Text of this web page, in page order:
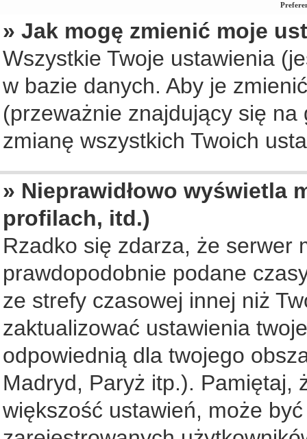
» Jak mogę zmienić moje
Wszystkie Twoje ustawienia
w bazie danych. Aby je
(przeważnie znajdujący się
zmianę wszystkich Twoich
» Nieprawidłowo wyświetla
profilach, itd.)
Rzadko się zdarza, że serwer
prawdopodobnie podane
ze strefy czasowej innej niż
zaktualizować ustawienia
odpowiednią dla twojego
Madryd, Paryż itp.). Pamiętaj,
większość ustawień, może